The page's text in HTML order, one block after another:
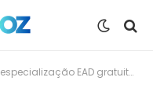
em planejamento de projetos em saúde